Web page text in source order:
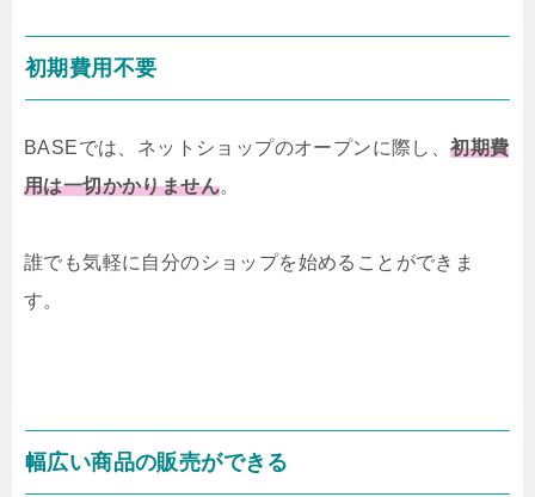
初期費用不要
BASEでは、ネットショップのオープンに際し、初期費
用は一切かかりません。
誰でも気軽に自分のショップを始めることができま
す。
幅広い商品の販売ができる